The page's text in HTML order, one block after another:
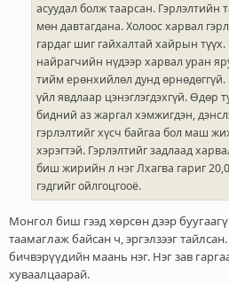
асуудал болж таарсан. Гэрлэлтийн
мөн давтагдана. Холоос харвал
гардаг шиг гайхалтай хайрын түүх.
найрагчийн нүдээр харвал уран
тийм ерөнхийлөл дунд
үйл явдлаар цэнэглэгдэхгүй.
бидний аз жаргал хэмжигдэн,
гэрлэлтийг хүсч байгаа бол маш
хэрэгтэй. Гэрлэлтийг задлаад
биш жирийн л нэг Лхагва гариг
гэдгийг ойлгоцгооё.
Монгол биш гээд хөрсөн дээр
таамаглаж байсан ч, эргэлзээг
бичвэрүүдийн маань нэг. Нэг зав
хуваалцаарай.